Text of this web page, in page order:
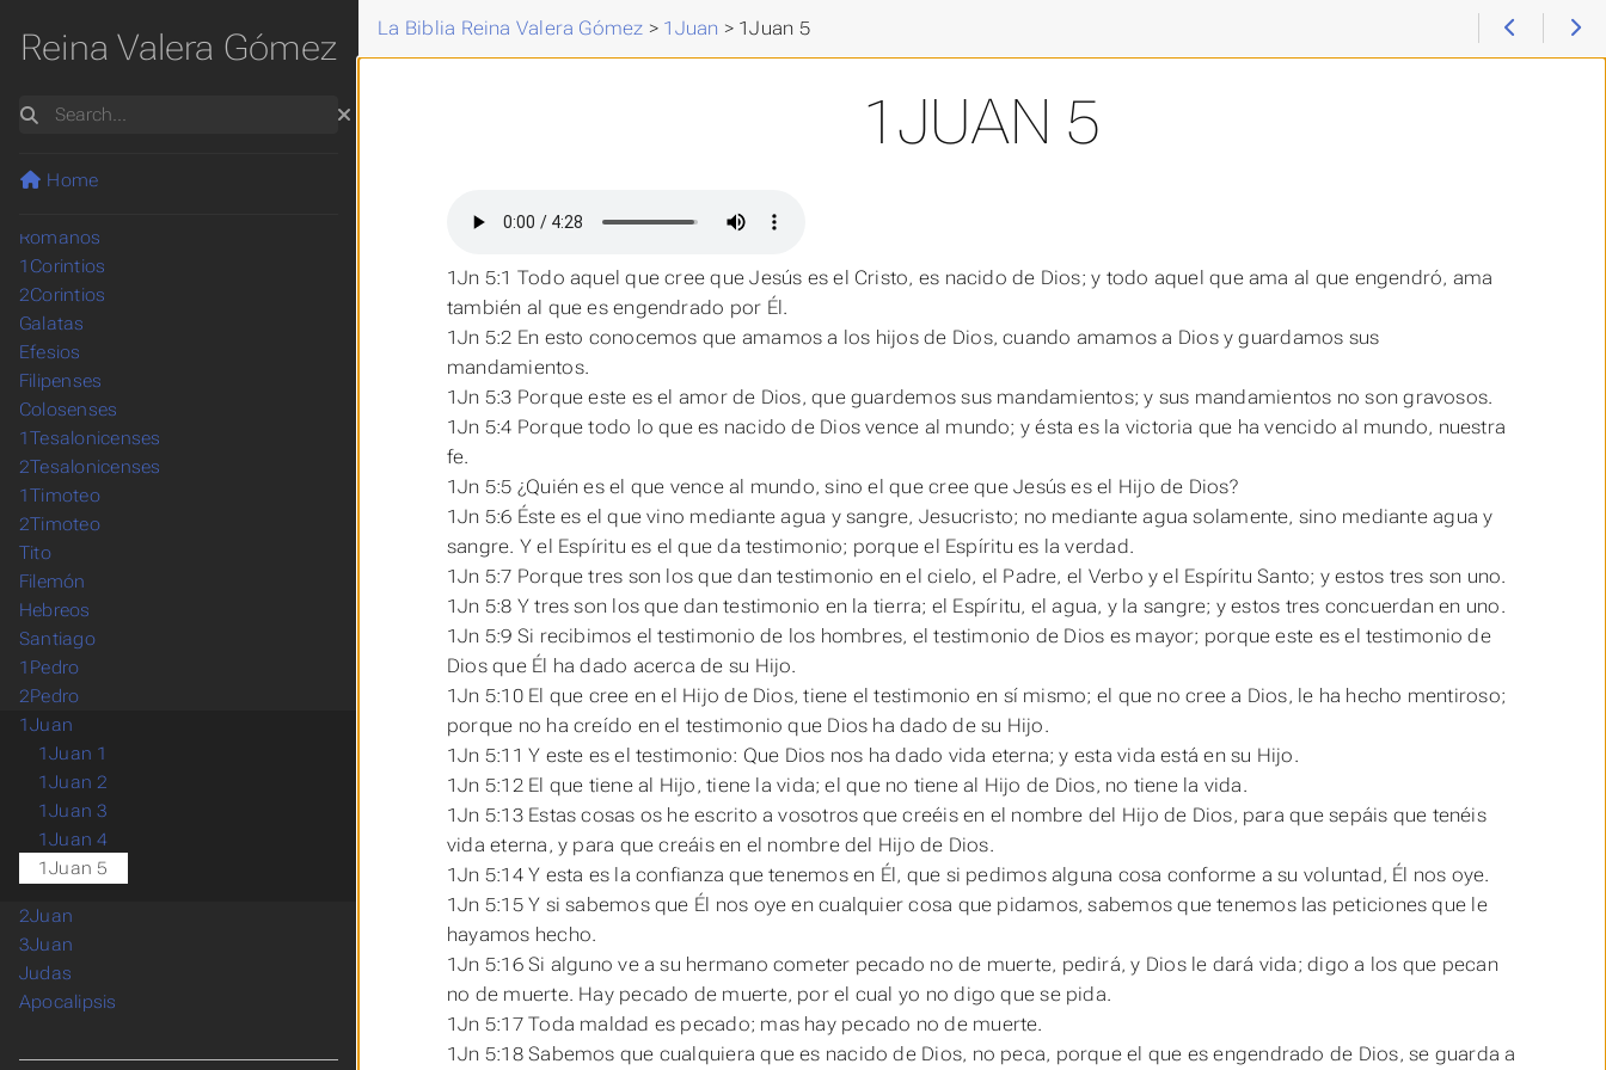
La Biblia Reina Valera Gómez > 1Juan > 1Juan 5
1JUAN 5
1Jn 5:1 Todo aquel que cree que Jesús es el Cristo, es nacido de Dios; y todo aquel que ama al que engendró, ama
también al que es engendrado por Él.
1Jn 5:2 En esto conocemos que amamos a los hijos de Dios, cuando amamos a Dios y guardamos sus
mandamientos.
1Jn 5:3 Porque este es el amor de Dios, que guardemos sus mandamientos; y sus mandamientos no son gravosos.
1Jn 5:4 Porque todo lo que es nacido de Dios vence al mundo; y ésta es la victoria que ha vencido al mundo, nuestra
fe.
1Jn 5:5 ¿Quién es el que vence al mundo, sino el que cree que Jesús es el Hijo de Dios?
1Jn 5:6 Éste es el que vino mediante agua y sangre, Jesucristo; no mediante agua solamente, sino mediante agua y
sangre. Y el Espíritu es el que da testimonio; porque el Espíritu es la verdad.
1Jn 5:7 Porque tres son los que dan testimonio en el cielo, el Padre, el Verbo y el Espíritu Santo; y estos tres son uno.
1Jn 5:8 Y tres son los que dan testimonio en la tierra; el Espíritu, el agua, y la sangre; y estos tres concuerdan en uno.
1Jn 5:9 Si recibimos el testimonio de los hombres, el testimonio de Dios es mayor; porque este es el testimonio de
Dios que Él ha dado acerca de su Hijo.
1Jn 5:10 El que cree en el Hijo de Dios, tiene el testimonio en sí mismo; el que no cree a Dios, le ha hecho mentiroso;
porque no ha creído en el testimonio que Dios ha dado de su Hijo.
1Jn 5:11 Y este es el testimonio: Que Dios nos ha dado vida eterna; y esta vida está en su Hijo.
1Jn 5:12 El que tiene al Hijo, tiene la vida; el que no tiene al Hijo de Dios, no tiene la vida.
1Jn 5:13 Estas cosas os he escrito a vosotros que creéis en el nombre del Hijo de Dios, para que sepáis que tenéis
vida eterna, y para que creáis en el nombre del Hijo de Dios.
1Jn 5:14 Y esta es la confianza que tenemos en Él, que si pedimos alguna cosa conforme a su voluntad, Él nos oye.
1Jn 5:15 Y si sabemos que Él nos oye en cualquier cosa que pidamos, sabemos que tenemos las peticiones que le
hayamos hecho.
1Jn 5:16 Si alguno ve a su hermano cometer pecado no de muerte, pedirá, y Diosle dará vida; digo a los que pecan
no de muerte. Hay pecado de muerte, por el cual yo no digo que se pida.
1Jn 5:17 Toda maldad es pecado; mas hay pecado no de muerte.
1Jn 5:18 Sabemos que cualquiera que es nacido de Dios, no peca, porque el que es engendrado de Dios, se guarda a
Reina Valera Gómez
Search
Home
Zacarías
Malaquías
Marcos
Juan
Romanos
1Corintios
2Corintios
Galatas
Efesios
Filipenses
Colosenses
1Tesalonicenses
2Tesalonicenses
1Timoteo
2Timoteo
Tito
Filemón
Hebreos
Santiago
1Pedro
2Pedro
1Juan
1Juan 1
1Juan 2
1Juan 3
1Juan 4
1Juan 5
2Juan
3Juan
Judas
Apocalipsis